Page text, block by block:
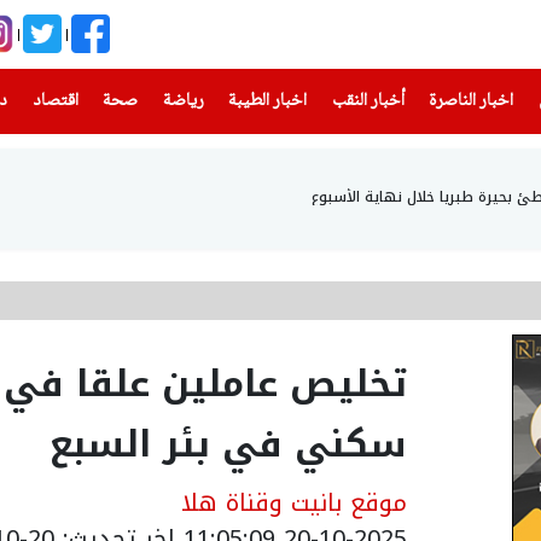
اخبار الناصرة
(current) أخبار النقب اخبار الطيبة(current) رياضة
(current) صحة(current) اقتصاد
تخليص عاملين علقا
سكني في بئر السبع
موقع بانيت وقناة هلا